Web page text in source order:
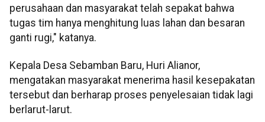
perusahaan dan masyarakat telah sepakat bahwa
tugas tim hanya menghitung luas lahan dan besaran
ganti rugi," katanya.
Kepala Desa Sebamban Baru, Huri Alianor,
mengatakan masyarakat menerima hasil kesepakatan
tersebut dan berharap proses penyelesaian tidak lagi
berlarut-larut.